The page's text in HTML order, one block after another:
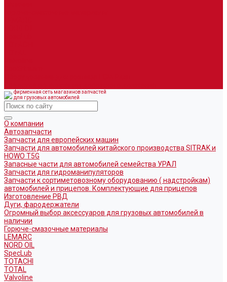
фирменная сеть магазинов запчастей
для грузовых автомобилей
О компании
Автозапчасти
Запчасти для европейских машин
Запчасти для автомобилей китайского производства SITRAK и
HOWO T5G
Запасные части для автомобилей семейства УРАЛ
Запчасти для гидроманипуляторов
Запчасти к сортиметовозному оборудованию ( надстройкам)
автомобилей и прицепов. Комплектующие для прицепов
Изготовление РВД
Дуги, фародержатели
Огромный выбор аксессуаров для грузовых автомобилей в
наличии
Горюче-смазочные материалы
LEMARC
NORD OIL
SpecLub
TOTACHI
TOTAL
Valvoline